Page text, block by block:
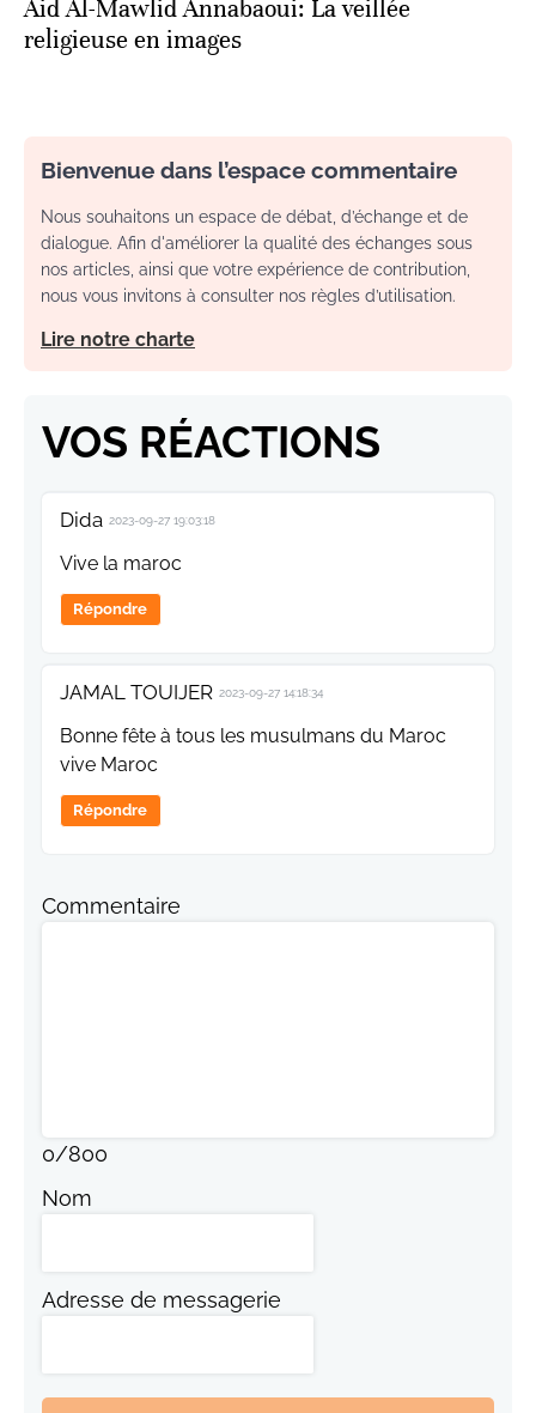
Aid Al-Mawlid Annabaoui: La veillée
religieuse en images
Bienvenue dans l’espace commentaire
Nous souhaitons un espace de débat, d’échange et de
dialogue. Afin d'améliorer la qualité des échanges sous
nos articles, ainsi que votre expérience de contribution,
nous vous invitons à consulter nos règles d’utilisation.
Lire notre charte
VOS RÉACTIONS
Dida 2023-09-27 19:03:18
Vive la maroc
Répondre
JAMAL TOUIJER 2023-09-27 14:18:34
Bonne fête à tous les musulmans du Maroc
vive Maroc
Répondre
Commentaire
0/800
Nom
Adresse de messagerie